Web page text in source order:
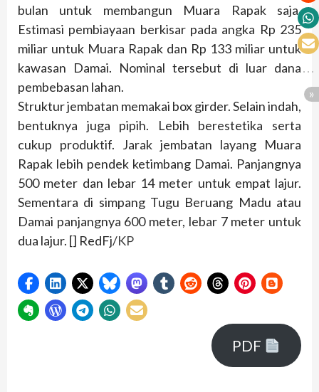
bulan untuk membangun Muara Rapak saja.
Estimasi pembiayaan berkisar pada angka Rp 235
miliar untuk Muara Rapak dan Rp 133 miliar untuk
kawasan Damai. Nominal tersebut di luar dana
pembebasan lahan.
Struktur jembatan memakai box girder. Selain indah,
bentuknya juga pipih. Lebih berestetika serta
cukup produktif. Jarak jembatan layang Muara
Rapak lebih pendek ketimbang Damai. Panjangnya
500 meter dan lebar 14 meter untuk empat lajur.
Sementara di simpang Tugu Beruang Madu atau
Damai panjangnya 600 meter, lebar 7 meter untuk
dua lajur. [] RedFj/KP
PDF